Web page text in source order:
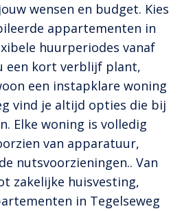
wensen en budget. Kies
appartementen in
huurperiodes vanaf
een kort verblijf plant,
een instapklare woning
vind je altijd opties die bij
Elke woning is volledig
van apparatuur,
nutsvoorzieningen.. Van
zakelijke huisvesting,
in Tegelseweg